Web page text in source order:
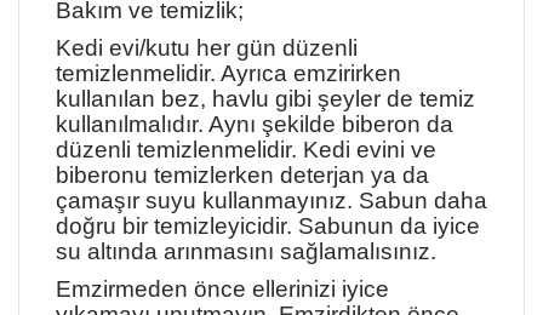
Bakım ve temizlik;
Kedi evi/kutu her gün düzenli
temizlenmelidir. Ayrıca emzirirken
kullanılan bez, havlu gibi şeyler de temiz
kullanılmalıdır. Aynı şekilde biberon da
düzenli temizlenmelidir. Kedi evini ve
biberonu temizlerken deterjan ya da
çamaşır suyu kullanmayınız. Sabun daha
doğru bir temizleyicidir. Sabunun da iyice
su altında arınmasını sağlamalısınız.
Emzirmeden önce ellerinizi iyice